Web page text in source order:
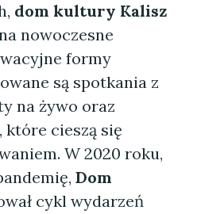
dom kultury Kalisz
nowoczesne
formy
są spotkania z
na żywo oraz
cieszą się
W 2020 roku,
Dom
cykl wydarzeń